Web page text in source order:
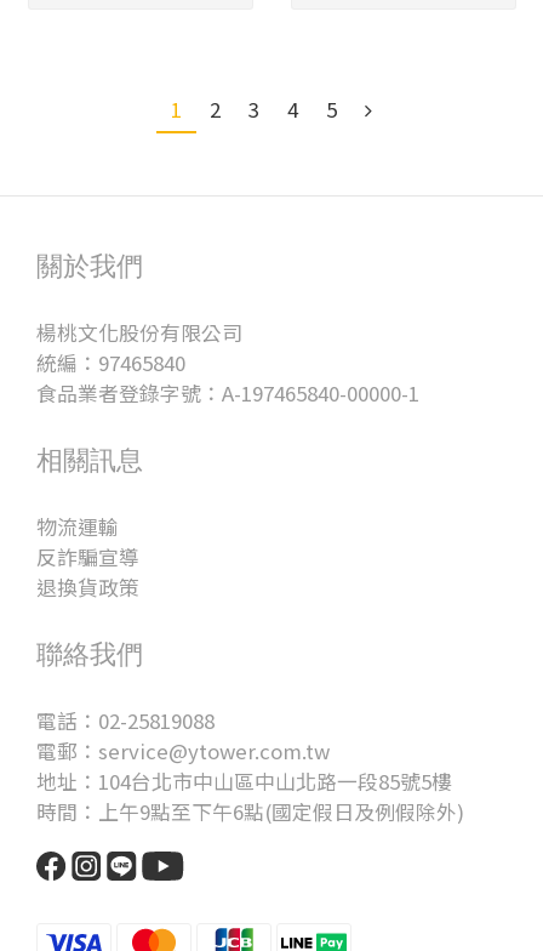
1 2 3 4 5
關於我們
楊桃文化股份有限公司
統編：97465840
食品業者登錄字號：A-197465840-00000-1
相關訊息
物流運輸
反詐騙宣導
退換貨政策
聯絡我們
電話：02-25819088
電郵：service@ytower.com.tw
地址：104台北市中山區中山北路一段85號5樓
時間：上午9點至下午6點(國定假日及例假除外)